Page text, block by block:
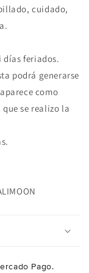
cuidado,
días feriados.
podrá generarse
como
se realizo la
Pago.